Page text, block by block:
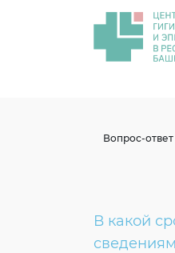
Вопрос-ответ
В какой